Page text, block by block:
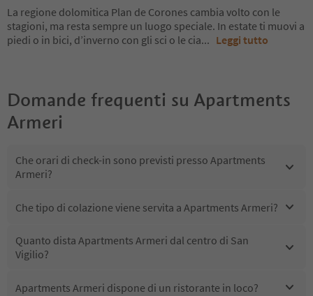
La regione dolomitica Plan de Corones cambia volto con le
stagioni, ma resta sempre un luogo speciale. In estate ti muovi a
piedi o in bici, d’inverno con gli sci o le cia... Leggi tutto
Domande frequenti su Apartments
Armeri
Che orari di check-in sono previsti presso Apartments
Armeri?
Che tipo di colazione viene servita a Apartments Armeri?
Quanto dista Apartments Armeri dal centro di San
Vigilio?
Apartments Armeri dispone di un ristorante in loco?